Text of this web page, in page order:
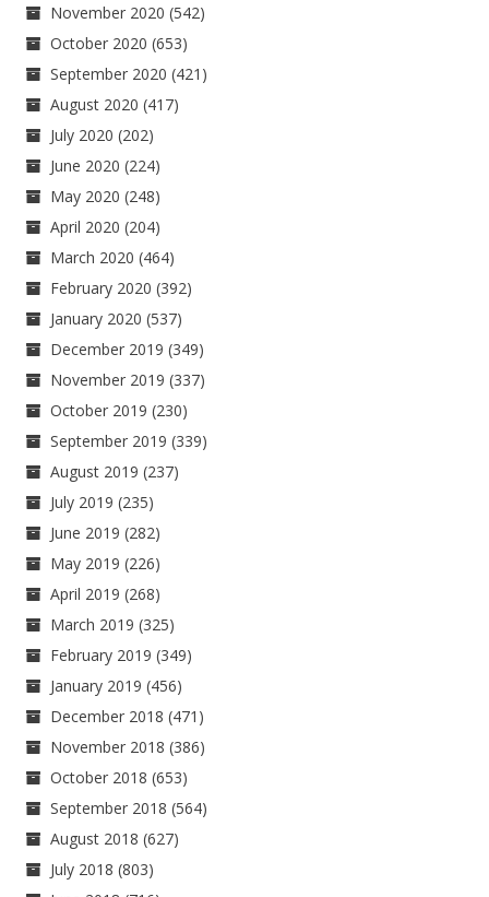
November 2020 (542)
October 2020 (653)
September 2020 (421)
August 2020 (417)
July 2020 (202)
June 2020 (224)
May 2020 (248)
April 2020 (204)
March 2020 (464)
February 2020 (392)
January 2020 (537)
December 2019 (349)
November 2019 (337)
October 2019 (230)
September 2019 (339)
August 2019 (237)
July 2019 (235)
June 2019 (282)
May 2019 (226)
April 2019 (268)
March 2019 (325)
February 2019 (349)
January 2019 (456)
December 2018 (471)
November 2018 (386)
October 2018 (653)
September 2018 (564)
August 2018 (627)
July 2018 (803)